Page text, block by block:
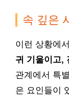
속 깊은
이런 상황에
귀 기울이고,
관계에서 특
은 요인들이